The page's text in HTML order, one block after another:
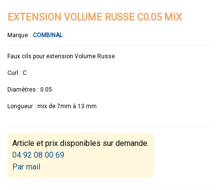
EXTENSION VOLUME RUSSE C0.05 MIX
Marque : COMBINAL
Faux cils pour extension Volume Russe
Curl : C
Diamètres : 0.05
Longueur : mix de 7mm à 13 mm
Article et prix disponibles sur demande.
04 92 08 00 69
Par mail